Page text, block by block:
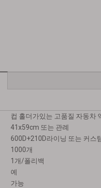
컵 홀더가있는 고품질 자동차
41x59cm 또는 관례
600D+210D라이닝 또는 커스
1000개
1개/폴리백
예
가능